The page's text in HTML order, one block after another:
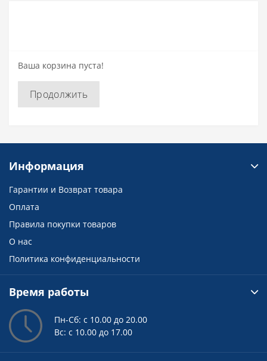
Ваша корзина пуста!
Продолжить
Информация
Гарантии и Возврат товара
Оплата
Правила покупки товаров
О нас
Политика конфиденциальности
Время работы
Пн-Сб: с 10.00 до 20.00
Вс: с 10.00 до 17.00